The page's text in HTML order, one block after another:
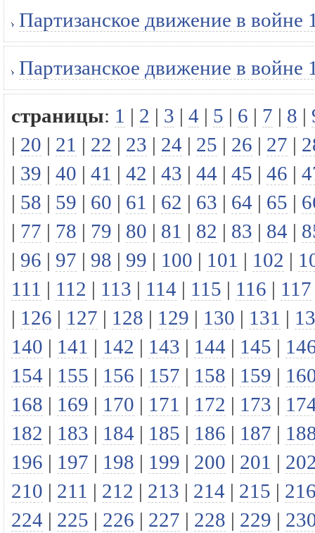
Партизанское движение в войне
Партизанское движение в войне
страницы: 1 | 2 | 3 | 4 | 5 | 6 | 7 | 8 |
| 20 | 21 | 22 | 23 | 24 | 25 | 26 | 27 |
| 39 | 40 | 41 | 42 | 43 | 44 | 45 | 46 |
| 58 | 59 | 60 | 61 | 62 | 63 | 64 | 65 |
| 77 | 78 | 79 | 80 | 81 | 82 | 83 | 84 |
| 96 | 97 | 98 | 99 | 100 | 101 | 102 |
111 | 112 | 113 | 114 | 115 | 116 | 117
| 126 | 127 | 128 | 129 | 130 | 131 |
140 | 141 | 142 | 143 | 144 | 145 |
154 | 155 | 156 | 157 | 158 | 159 |
168 | 169 | 170 | 171 | 172 | 173 |
182 | 183 | 184 | 185 | 186 | 187 |
196 | 197 | 198 | 199 | 200 | 201 |
210 | 211 | 212 | 213 | 214 | 215 |
224 | 225 | 226 | 227 | 228 | 229 |